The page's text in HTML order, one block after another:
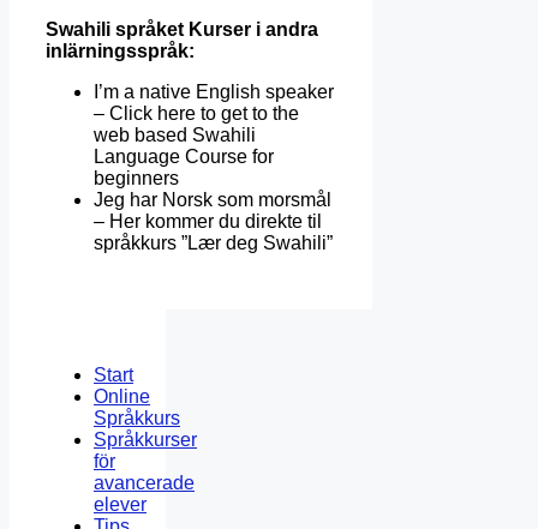
Swahili språket Kurser i andra
inlärningsspråk:
I’m a native English speaker
– Click here to get to the
web based Swahili
Language Course for
beginners
Jeg har Norsk som morsmål
– Her kommer du direkte til
språkkurs ”Lær deg Swahili”
Start
Online
Språkkurs
Språkkurser
för
avancerade
elever